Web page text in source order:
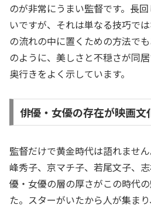
のが非常にうまい監督です。長
いですが、それは単なる技巧で
の流れの中に置くための方法で
のように、美しさと不穏さが同
奥行きをよく示しています。
俳優・女優の存在が映画文
監督だけで黄金時代は語れませ
峰秀子、京マチ子、若尾文子、
優・女優の層の厚さがこの時代
た。スターがいたから人が集ま